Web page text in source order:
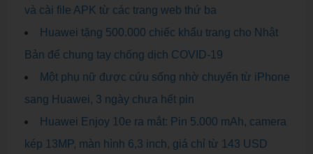
và cài file APK từ các trang web thứ ba
Huawei tặng 500.000 chiếc khẩu trang cho Nhật
Bản để chung tay chống dịch COVID-19
Một phụ nữ được cứu sống nhờ chuyển từ iPhone
sang Huawei, 3 ngày chưa hết pin
Huawei Enjoy 10e ra mắt: Pin 5.000 mAh, camera
kép 13MP, màn hình 6,3 inch, giá chỉ từ 143 USD